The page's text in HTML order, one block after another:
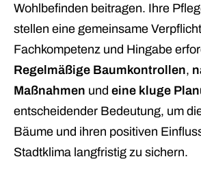
Wohlbefinden beitragen. Ihre
stellen eine gemeinsame
Fachkompetenz und Hingabe
Regelmäßige Baumkontrollen,
Maßnahmen und eine kluge
entscheidender Bedeutung, um
Bäume und ihren positiven
Stadtklima langfristig zu sichern.